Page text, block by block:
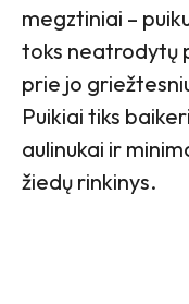
megztiniai –
toks neatrodytų
prie jo
Puikiai tiks
aulinukai ir
žiedų rinkinys.